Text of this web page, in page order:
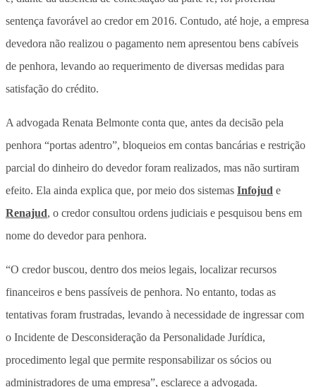
sentença favorável ao credor em 2016. Contudo, até hoje, a empresa
devedora não realizou o pagamento nem apresentou bens cabíveis
de penhora, levando ao requerimento de diversas medidas para
satisfação do crédito.
A advogada Renata Belmonte conta que, antes da decisão pela
penhora “portas adentro”, bloqueios em contas bancárias e restrição
parcial do dinheiro do devedor foram realizados, mas não surtiram
efeito. Ela ainda explica que, por meio dos sistemas Infojud e
Renajud, o credor consultou ordens judiciais e pesquisou bens em
nome do devedor para penhora.
“O credor buscou, dentro dos meios legais, localizar recursos
financeiros e bens passíveis de penhora. No entanto, todas as
tentativas foram frustradas, levando à necessidade de ingressar com
o Incidente de Desconsideração da Personalidade Jurídica,
procedimento legal que permite responsabilizar os sócios ou
administradores de uma empresa”, esclarece a advogada.